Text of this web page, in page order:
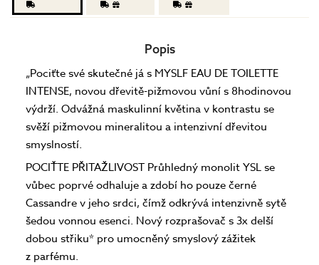
Popis
„Pociťte své skutečné já s MYSLF EAU DE TOILETTE
INTENSE, novou dřevitě-pižmovou vůní s 8hodinovou
výdrží. Odvážná maskulinní květina v kontrastu se
svěží pižmovou mineralitou a intenzivní dřevitou
smyslností.
POCIŤTE PŘITAŽLIVOST Průhledný monolit YSL se
vůbec poprvé odhaluje a zdobí ho pouze černé
Cassandre v jeho srdci, čímž odkrývá intenzivně sytě
šedou vonnou esenci. Nový rozprašovač s 3x delší
dobou střiku* pro umocněný smyslový zážitek
z parfému.